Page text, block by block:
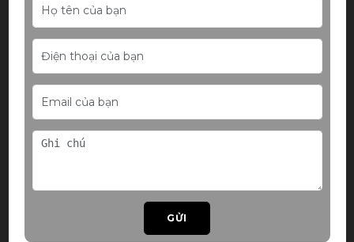
GỬI